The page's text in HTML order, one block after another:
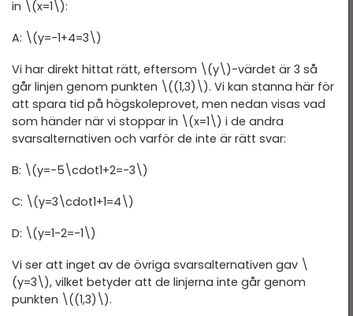
in \(x=1\):
A: \(y=-1+4=3\)
Vi har direkt hittat rätt, eftersom \(y\)-värdet är 3 så
går linjen genom punkten \((1,3)\). Vi kan stanna här för
att spara tid på högskoleprovet, men nedan visas vad
som händer när vi stoppar in \(x=1\) i de andra
svarsalternativen och varför de inte är rätt svar:
B: \(y=-5\cdot1+2=-3\)
C: \(y=3\cdot1+1=4\)
D: \(y=1-2=-1\)
Vi ser att inget av de övriga svarsalternativen gav \
(y=3\), vilket betyder att de linjerna inte går genom
punkten \((1,3)\).
2017
2014
2013
2012